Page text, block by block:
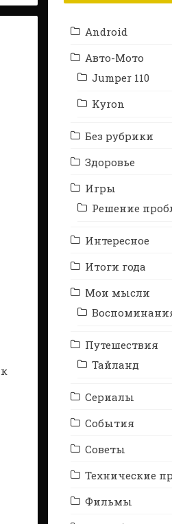
Android
Авто-Мото
Jumper 110
Kyron
Без рубрики
Здоровье
Игры
Решение
Интересное
Итоги года
Мои мысли
Путешествия
Тайланд
Сериалы
События
Советы
Технические
Фильмы